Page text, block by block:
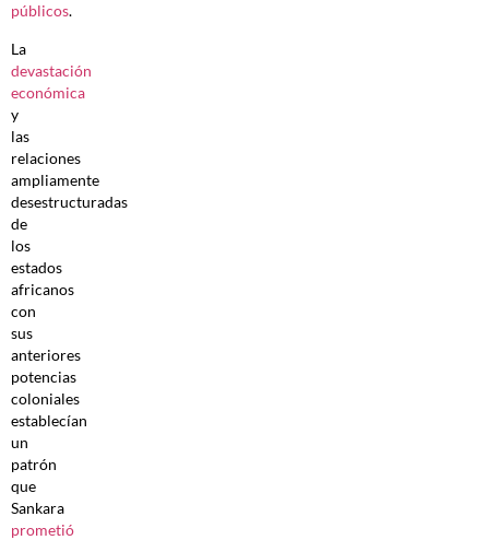
públicos.
La
devastación
económica
y
las
relaciones
ampliamente
desestructuradas
de
los
estados
africanos
con
sus
anteriores
potencias
coloniales
establecían
un
patrón
que
Sankara
prometió